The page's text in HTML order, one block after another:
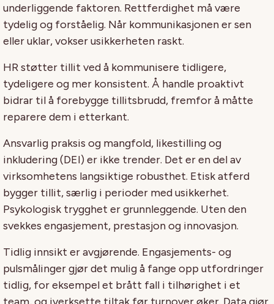
underliggende faktoren. Rettferdighet må være
tydelig og forståelig. Når kommunikasjonen er sen
eller uklar, vokser usikkerheten raskt.
HR støtter tillit ved å kommunisere tidligere,
tydeligere og mer konsistent. Å handle proaktivt
bidrar til å forebygge tillitsbrudd, fremfor å måtte
reparere dem i etterkant.
Ansvarlig praksis og mangfold, likestilling og
inkludering (DEI) er ikke trender. Det er en del av
virksomhetens langsiktige robusthet. Etisk atferd
bygger tillit, særlig i perioder med usikkerhet.
Psykologisk trygghet er grunnleggende. Uten den
svekkes engasjement, prestasjon og innovasjon.
Tidlig innsikt er avgjørende. Engasjements- og
pulsmålinger gjør det mulig å fange opp utfordringer
tidlig, for eksempel et brått fall i tilhørighet i et